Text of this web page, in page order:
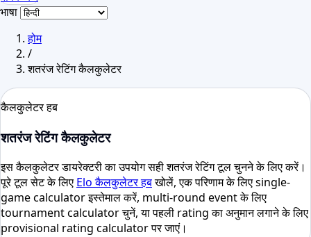
भाषा
होम
/
शतरंज रेटिंग कैलकुलेटर
कैलकुलेटर हब
शतरंज रेटिंग कैलकुलेटर
इस कैलकुलेटर डायरेक्टरी का उपयोग सही शतरंज रेटिंग टूल चुनने के लिए करें।
पूरे टूल सेट के लिए Elo कैलकुलेटर हबखोलें, एक परिणाम के लिए single-
game calculator इस्तेमाल करें, multi-round event के लिए
tournament calculator चुनें, या पहली rating का अनुमान लगाने के लिए
provisional rating calculator पर जाएं।